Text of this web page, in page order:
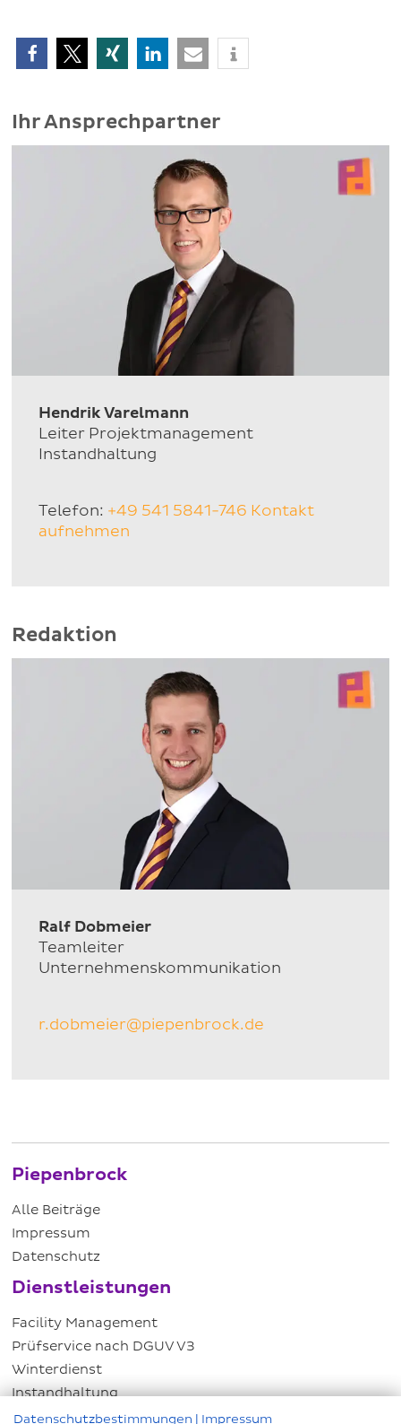
Ihr Ansprechpartner
Hendrik Varelmann
Leiter Projektmanagement
Instandhaltung
Telefon: +49 541 5841-746 Kontakt
aufnehmen
Redaktion
Ralf Dobmeier
Teamleiter
Unternehmenskommunikation
r.dobmeier@piepenbrock.de
Piepenbrock
Alle Beiträge
Impressum
Datenschutz
Dienstleistungen
Facility Management
Prüfservice nach DGUV V3
Winterdienst
Instandhaltung
Energiemanagement
Datenschutzbestimmungen | Impressum